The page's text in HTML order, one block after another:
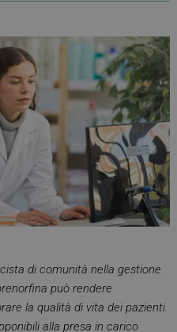
di comunità nella gestione
può rendere
la qualità di vita dei pazienti
alla presa in carico